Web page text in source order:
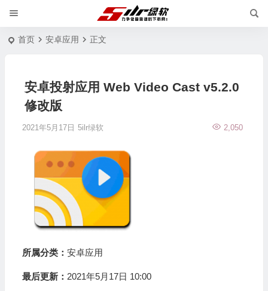
首页 安卓应用 正文
安卓投射应用 Web Video Cast v5.2.0
修改版
2021年5月17日 5ilr绿软 2,050
所属分类： 安卓应用
最后更新： 2021年5月17日 10:00